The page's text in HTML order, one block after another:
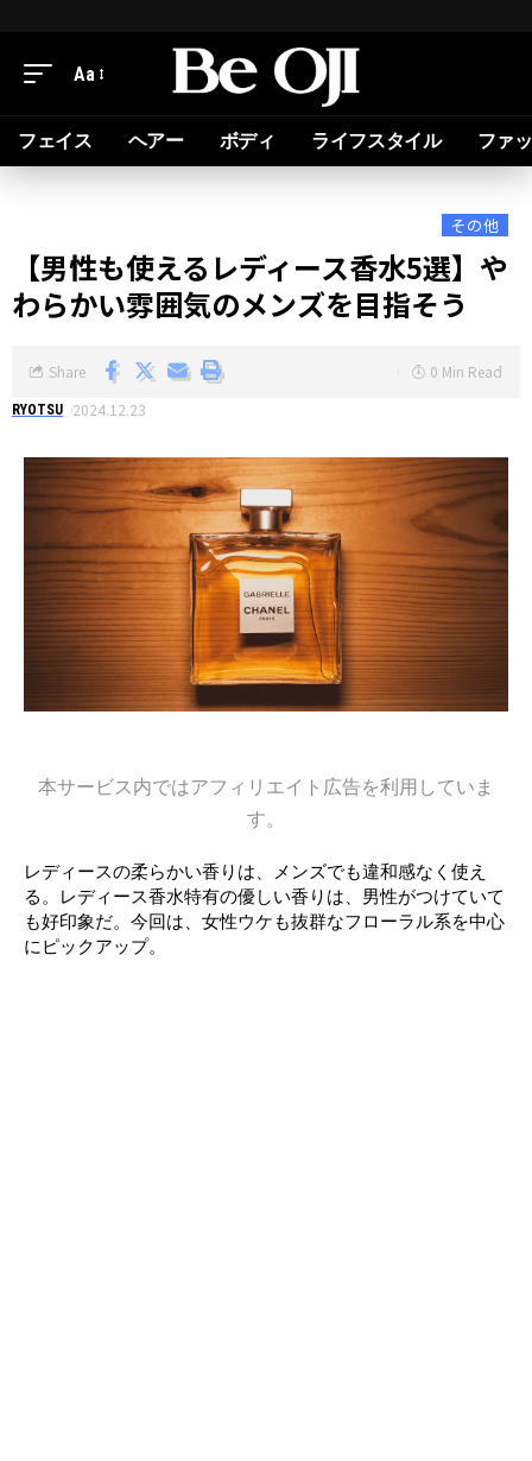
Aa
フェイス ヘアー ボディ ライフスタイル ファ
その他
【男性も使えるレディース香水5選】や
わらかい雰囲気のメンズを目指そう
RYOTSU 2024.12.23
Share 0 Min Read
本サービス内ではアフィリエイト広告を利用していま
す。
レディースの柔らかい香りは、メンズでも違和感なく使え
る。レディース香水特有の優しい香りは、男性がつけていて
も好印象だ。今回は、女性ウケも抜群なフローラル系を中心
にピックアップ。